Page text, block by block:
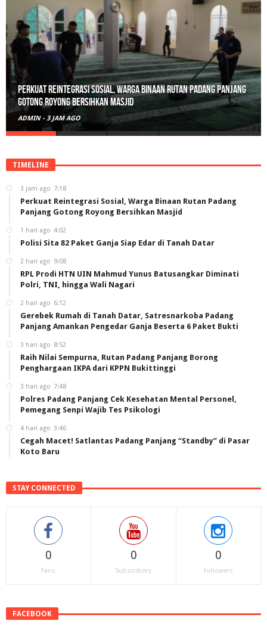
Polisi Sita 82 Paket Ganja Siap Edar di Tanah Datar
ADMIN - 1 HARI AGO
TIMELINE
3 jam ago 7:18
Perkuat Reintegrasi Sosial, Warga Binaan Rutan Padang
Panjang Gotong Royong Bersihkan Masjid
1 hari ago 4:02
Polisi Sita 82 Paket Ganja Siap Edar di Tanah Datar
2 hari ago 9:08
RPL Prodi HTN UIN Mahmud Yunus Batusangkar Diminati
Polri, TNI, hingga Wali Nagari
2 hari ago 6:12
Gerebek Rumah di Tanah Datar, Satresnarkoba Padang
Panjang Amankan Pengedar Ganja Beserta 6 Paket Bukti
3 hari ago 8:52
Raih Nilai Sempurna, Rutan Padang Panjang Borong
Penghargaan IKPA dari KPPN Bukittinggi
3 hari ago 7:48
Polres Padang Panjang Cek Kesehatan Mental Personel,
Pemegang Senpi Wajib Tes Psikologi
4 hari ago 3:46
Cegah Macet! Satlantas Padang Panjang “Standby” di Pasar
Koto Baru
STAY CONNECTED
0
Fans
0
Subscribers
0
Followers
FACEBOOK